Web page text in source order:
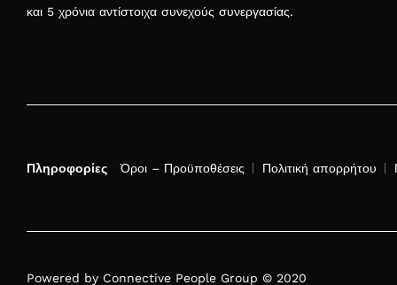
και 5 χρόνια αντίστοιχα συνεχούς συνεργασίας.
Πληροφορίες Όροι – Προϋποθέσεις Πολιτική απορρήτου
Powered by Connective People Group © 2020